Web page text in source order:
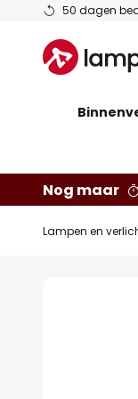
50 dagen
Ga
de
inhoud
Nog maar
Lampen en